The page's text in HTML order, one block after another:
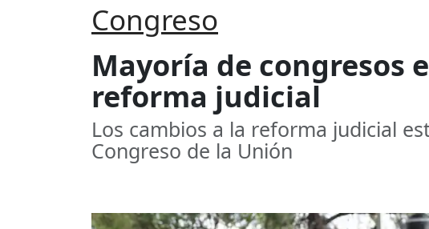
Congreso
Mayoría de congresos
reforma judicial
Los cambios a la reforma judicial
Congreso de la Unión